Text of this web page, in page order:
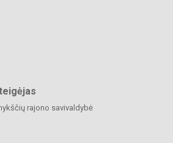
rajono savivaldybė